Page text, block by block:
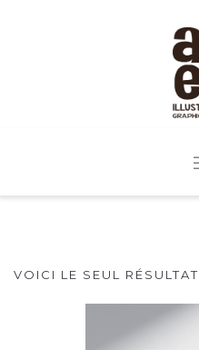
VOICI LE SEUL RÉSULTAT